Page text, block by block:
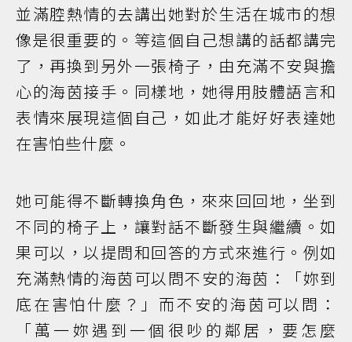
並滿腔熱情的去講出她對於生活在城市的想
像是很重要的。等這個自己想講的話都講完
了，再換到另外一張椅子，由充滿不安與擔
心的海茵接手。同樣地，她得用肢體語言和
表情來展現這個自己，如此才能好好表達她
在害怕些什麼。
她可能得不斷轉換角色，來來回回地，坐到
不同的椅子上，讓對話不斷發生與繼續。如
果可以，以提問和回答的方式來進行。例如
充滿熱情的海茵可以問不安的海茵：「妳到
底在害怕什麼？」而不安的海茵可以問：
「萬一妳遇到一個很吵的鄰居，要怎麼